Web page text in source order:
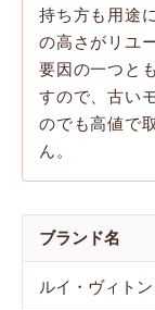
持ち方も用途
の高さがリユ
要因の一つと
すので、古い
のでも高値で
ん。
ブランド名
ルイ・ヴィトン